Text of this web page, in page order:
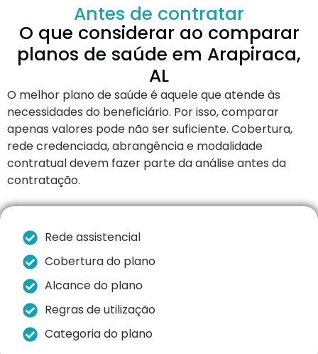
Antes de contratar
O que considerar ao comparar
planos de saúde em Arapiraca,
AL
O melhor plano de saúde é aquele que atende às
necessidades do beneficiário. Por isso, comparar
apenas valores pode não ser suficiente. Cobertura,
rede credenciada, abrangência e modalidade
contratual devem fazer parte da análise antes da
contratação.
Rede assistencial
Cobertura do plano
Alcance do plano
Regras de utilização
Categoria do plano